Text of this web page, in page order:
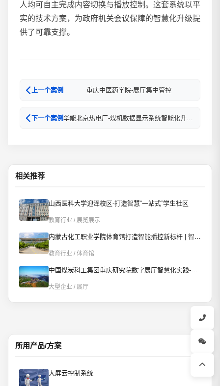
人均可自主完成内容切换与播放控制。这套系统以平
实的技术方案，为政府机关会议保障的智慧化升级提
供了可靠支撑。
上一个案例 重庆中医药学院-展厅集中管控
下一个案例
相关推荐
山西医科大学迎泽校区-打造智慧“一站式”学生社区
教育行业 / 展览展示
内蒙古化工职业学院体育馆打造智能播控新标杆 | 智慧赋能校园文体新场景
教育行业 / 体育馆
中国煤炭科工集团重庆研究院数字展厅智慧化实践-AI智控重构数字展厅
大型企业 / 展厅
所用产品/方案
大屏云控制系统